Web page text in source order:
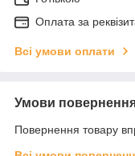
Оплата за
Всі умови оплати
Умови
Повернення товару